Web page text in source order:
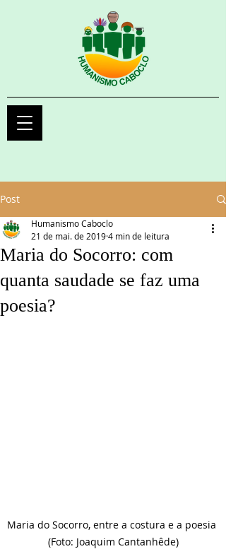
Post
Maria do Socorro: com
quanta saudade se faz uma
poesia?
Humanismo Caboclo
21 de mai. de 20194 min de leitura
Maria do Socorro, entre a costura e a poesia
(Foto: Joaquim Cantanhêde)